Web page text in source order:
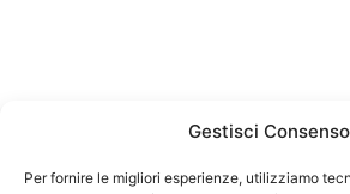
Gestisci Consenso
Per fornire le migliori esperienze, utilizziamo